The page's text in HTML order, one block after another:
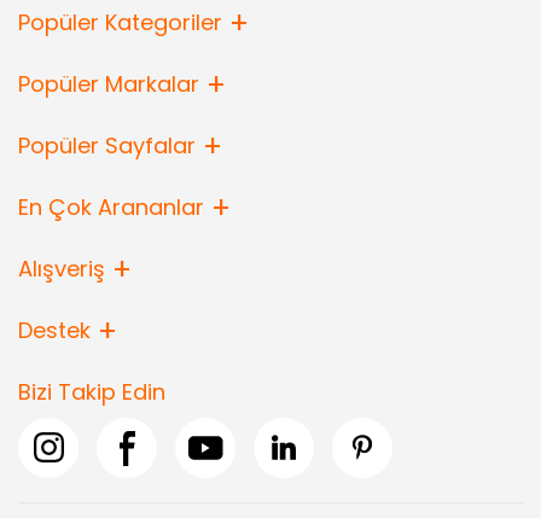
Popüler Kategoriler
Popüler Markalar
Popüler Sayfalar
En Çok Arananlar
Alışveriş
Destek
Bizi Takip Edin